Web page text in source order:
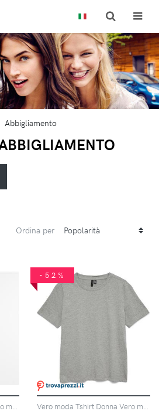
Abbigliamento
Ordina per
-52%